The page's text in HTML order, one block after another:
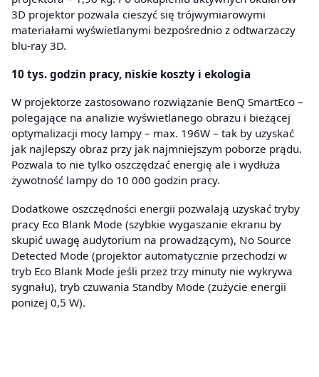
3D projektor pozwala cieszyć się trójwymiarowymi
materiałami wyświetlanymi bezpośrednio z odtwarzaczy
blu-ray 3D.
10 tys. godzin pracy, niskie koszty i ekologia
W projektorze zastosowano rozwiązanie BenQ SmartEco –
polegające na analizie wyświetlanego obrazu i bieżącej
optymalizacji mocy lampy – max. 196W – tak by uzyskać
jak najlepszy obraz przy jak najmniejszym poborze prądu.
Pozwala to nie tylko oszczędzać energię ale i wydłuża
żywotność lampy do 10 000 godzin pracy.
Dodatkowe oszczędności energii pozwalają uzyskać tryby
pracy Eco Blank Mode (szybkie wygaszanie ekranu by
skupić uwagę audytorium na prowadzącym), No Source
Detected Mode (projektor automatycznie przechodzi w
tryb Eco Blank Mode jeśli przez trzy minuty nie wykrywa
sygnału), tryb czuwania Standby Mode (zużycie energii
poniżej 0,5 W).